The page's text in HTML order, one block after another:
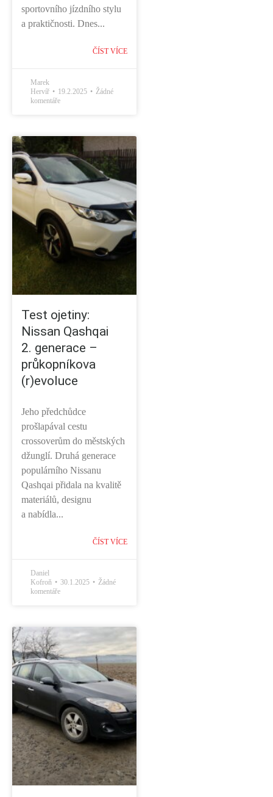
sportovního jízdního stylu
a praktičnosti. Dnes...
ČÍST VÍCE
Marek
Hervíř
19.2.2025
Žádné
komentáře
Test ojetiny:
Nissan Qashqai
2. generace –
průkopníkova
(r)evoluce
Jeho předchůdce
prošlapával cestu
crossoverům do městských
džunglí. Druhá generace
populárního Nissanu
Qashqai přidala na kvalitě
materiálů, designu
a nabídla...
ČÍST VÍCE
Daniel
Kofroň
30.1.2025
Žádné
komentáře